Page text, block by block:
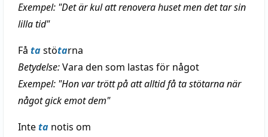
Exempel: "Det är kul att renovera huset men det tar sin
lilla tid"
Få tastötarna
Betydelse:Vara den som lastas för något
Exempel: "Hon var trött på att alltid få ta stötarna när
något gick emot dem"
Inteta notis om